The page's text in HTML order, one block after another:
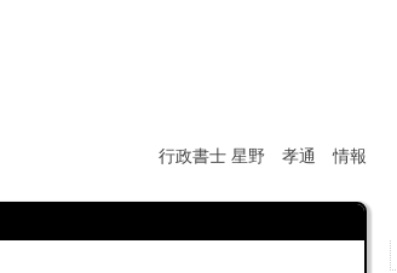
行政書士 星野 孝通 情報